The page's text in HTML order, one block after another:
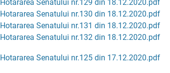
Hotararea Senatului nr.129 din 18.12.2020.pdf
Hotararea Senatului nr.130 din 18.12.2020.pdf
Hotararea Senatului nr.131 din 18.12.2020.pdf
Hotararea Senatului nr.132 din 18.12.2020.pdf
Hotararea Senatului nr.125 din 17.12.2020.pdf